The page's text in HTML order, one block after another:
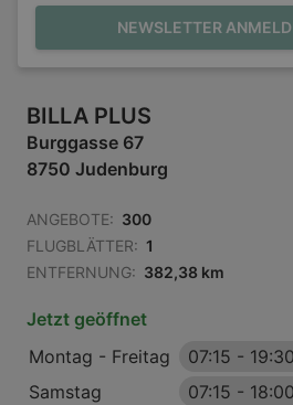
NEWSLETTER
BILLA PLUS
Burggasse 67
8750 Judenburg
ANGEBOTE: 300
FLUGBLÄTTER: 1
ENTFERNUNG: 382,38 km
Jetzt geöffnet
Montag - Freitag
07:15 -
Samstag
07:15 -